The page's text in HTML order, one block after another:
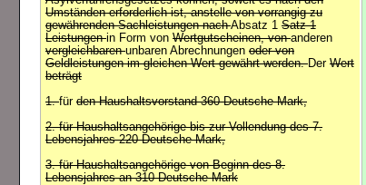
Umständen erforderlich ist, anstelle von vorrangig zu
gewährenden Sachleistungen nachAbsatz 1 Satz 1
Leistungenin Form von Wertgutscheinen, vonanderen
vergleichbarenunbaren Abrechnungen oder von
Geldleistungen im gleichen Wert gewährt werden.Der Wert
beträgt
1.für den Haushaltsvorstand 360 Deutsche Mark,
2. für Haushaltsangehörige bis zur Vollendung des 7.
Lebensjahres 220 Deutsche Mark,
3. für Haushaltsangehörige von Beginn des 8.
Lebensjahres an 310 Deutsche Mark